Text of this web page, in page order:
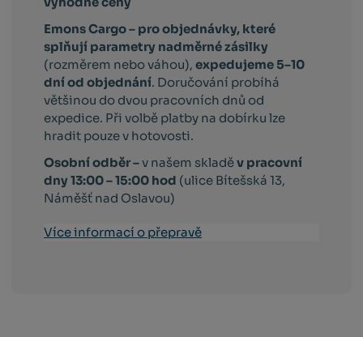
Emons Cargo – pro objednávky, které
splňují parametry nadměrné zásilky
(rozměrem nebo váhou),expedujeme 5–10
dní od objednání. Doručování probíhá
většinou do dvou pracovních dnů od
expedice. Při volbě platby na dobírku lze
hradit pouze v hotovosti.
Osobní odběr –v našem skladěv pracovní
dny 13:00 – 15:00 hod (ulice Bítešská 13,
Náměšť nad Oslavou)
Více informací o přepravě